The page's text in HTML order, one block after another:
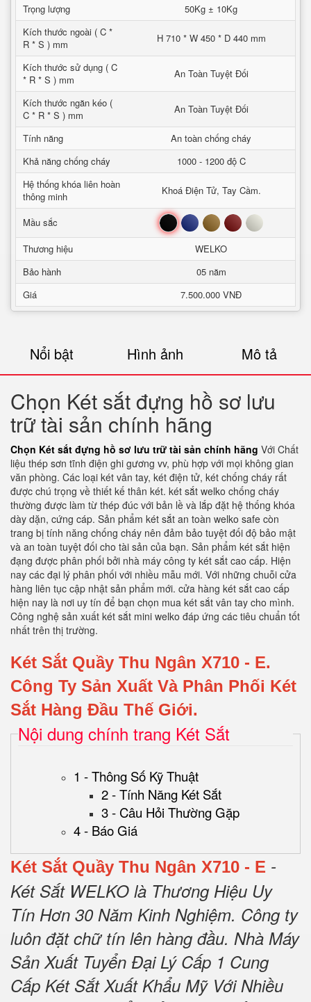
Trọng lượng
50Kg ± 10Kg
Kích thước ngoài ( C *
R * S ) mm
H 710 * W 450 * D 440 mm
Kích thước sử dụng ( C
* R * S ) mm
An Toàn Tuyệt Đối
Kích thước ngăn kéo (
C * R * S ) mm
An Toàn Tuyệt Đối
Tính năng
An toàn chống cháy
Khả năng chống cháy
1000 - 1200 độ C
Hệ thống khóa liên hoàn
thông minh
Khoá Điện Tử, Tay Cầm.
Mầu sắc Đen Xanh Nâu Đỏ Trắng
Thương hiệu
WELKO
Bảo hành
05 năm
Giá
7.500.000 VNĐ
Nổi bật Hình ảnh Mô tả
Chọn Két sắt đựng hồ sơ lưu
trữ tài sản chính hãng
Chọn Két sắt đựng hồ sơ lưu trữ tài sản chính hãng Với Chất
liệu thép sơn tĩnh điện ghi gương vv, phù hợp với mọi không gian
văn phòng. Các loại két vân tay, két điện tử, két chống cháy rất
được chú trọng về thiết kế thân két. két sắt welko chống cháy
thường được làm từ thép đúc với bản lề và lắp đặt hệ thống khóa
dày dặn, cứng cáp. Sản phẩm két sắt an toàn welko safe còn
trang bị tính năng chống cháy nên đảm bảo tuyệt đối độ bảo mật
và an toàn tuyệt đối cho tài sản của bạn. Sản phẩm két sắt hiện
đạng được phân phối bởi nhà máy công ty két sắt cao cấp. Hiện
nay các đại lý phân phối với nhiều mẫu mới. Với những chuỗi cửa
hàng liên tục cập nhật sản phẩm mới. cửa hàng két sắt cao cấp
hiện nay là nơi uy tín để bạn chọn mua két sắt vân tay cho mình.
Công nghệ sản xuất két sắt mini welko đáp ứng các tiêu chuẩn tốt
nhất trên thị trường.
Két Sắt Quầy Thu Ngân X710 - E.
Công Ty Sản Xuất Và Phân Phối Két
Sắt Hàng Đầu Thế Giới.
Nội dung chính trang Két Sắt
1 - Thông Số Kỹ Thuật
2 - Tính Năng Két Sắt
3 - Câu Hỏi Thường Gặp
4 - Báo Giá
Két Sắt Quầy Thu Ngân X710 - E -
Két Sắt WELKO là Thương Hiệu Uy
Tín Hơn 30 Năm Kinh Nghiệm. Công ty
luôn đặt chữ tín lên hàng đầu. Nhà Máy
Sản Xuất Tuyển Đại Lý Cấp 1 Cung
Cấp Két Sắt Xuất Khẩu Mỹ Với Nhiều